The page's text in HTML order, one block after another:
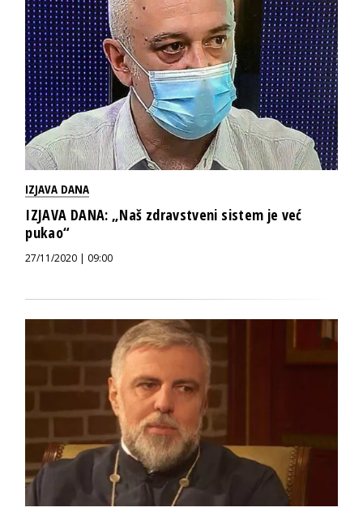
IZJAVA DANA
IZJAVA DANA: „Naš zdravstveni sistem je već
pukao“
27/11/2020 | 09:00